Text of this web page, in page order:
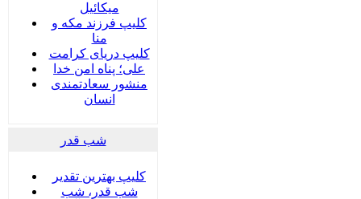
میکائیل
کلیپ فرزند مکه و
منا
کلیپ دریای کرامت
علی؛ پناه امن خدا
منشور سعادتمندی
انسان
شب قدر
کلیپ بهترین تقدیر
شب قدر، شب